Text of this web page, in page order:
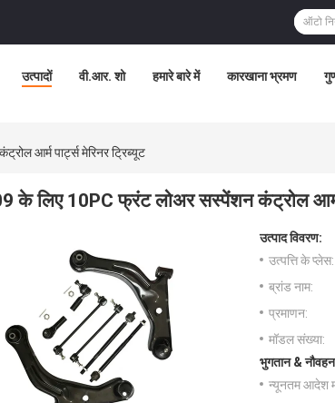
उत्पादों वी.आर. शो हमारे बारे में कारखाना भ्रमण
आर्म पार्ट्स मेरिनर ट्रिब्यूट
के लिए 10PC फ्रंट लोअर सस्पेंशन कंट्रोल आर्म
उत्पाद विवरण:
उत्पत्ति के प्लेस:
ब्रांड नाम:
प्रमाणन:
मॉडल संख्या:
भुगतान & नौवहन
न्यूनतम आदेश